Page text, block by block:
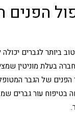
הפנים
ביותר לגברים
בעלת מוניטין
הפנים של הגבר
בטיפוח עור גברים